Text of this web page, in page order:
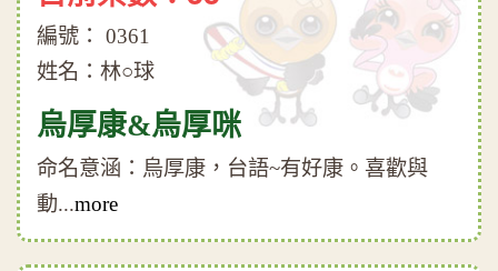
編號： 0361
姓名：林○球
烏厚康&烏厚咪
命名意涵：烏厚康，台語~有好康。喜歡與
動...more